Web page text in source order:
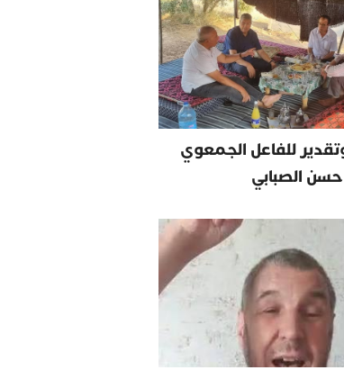
للفاعل الجمعوي
حسن الصبابي